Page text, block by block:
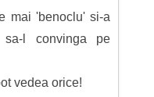
mai 'benoclu' si-a
l convinga pe
vedea orice!